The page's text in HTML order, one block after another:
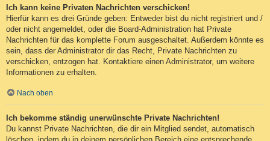
Ich kann keine Privaten Nachrichten verschicken!
Hierfür kann es drei Gründe geben: Entweder bist du nicht registriert und /
oder nicht angemeldet, oder die Board-Administration hat Private
Nachrichten für das komplette Forum ausgeschaltet. Außerdem könnte es
sein, dass der Administrator dir das Recht, Private Nachrichten zu
verschicken, entzogen hat. Kontaktiere einen Administrator, um weitere
Informationen zu erhalten.
Nach oben
Ich bekomme ständig unerwünschte Private Nachrichten!
Du kannst Private Nachrichten, die dir ein Mitglied sendet, automatisch